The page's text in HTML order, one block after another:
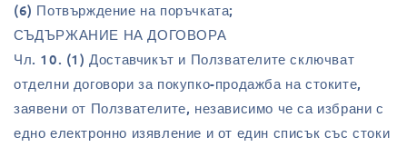
(6) Потвърждение на поръчката;
СЪДЪРЖАНИЕ НА ДОГОВОРА
Чл. 10. (1) Доставчикът и Ползвателите сключват
отделни договори за покупко-продажба на стоките,
заявени от Ползвателите, независимо че са избрани с
едно електронно изявление и от един списък със стоки